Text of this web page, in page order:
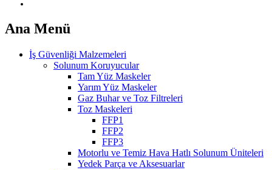
Ana Menü
İş Güvenliği Malzemeleri
Solunum Koruyucular
Tam Yüz Maskeler
Yarım Yüz Maskeler
Gaz Buhar ve Toz Filtreleri
Toz Maskeleri
FFP1
FFP2
FFP3
Motorlu ve Temiz Hava Hatlı Solunum Üniteleri
Yedek Parça ve Aksesuarlar